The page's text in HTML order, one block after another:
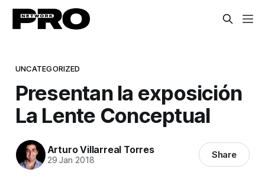
UNCATEGORIZED
Presentan la exposición
La Lente Conceptual
Arturo Villarreal Torres
29 Jan 2018 Share